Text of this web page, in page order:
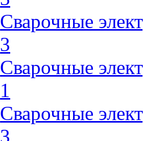
Сварочные
3
Сварочные
1
Сварочные
3